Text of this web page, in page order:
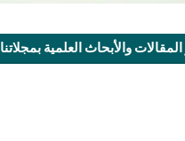
والأبحاث العلمية بمجلاتنا